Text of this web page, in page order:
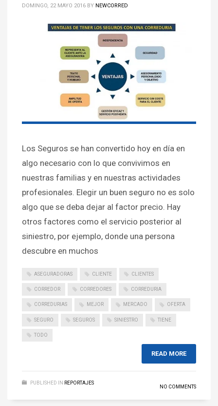
DOMINGO, 22 MAYO 2016 BY NEWCORRED
Los Seguros se han convertido hoy en día en
algo necesario con lo que convivimos en
nuestras familias y en nuestras actividades
profesionales. Elegir un buen seguro no es solo
algo que se deba dejar al factor precio. Hay
otros factores como el servicio posterior al
siniestro, por ejemplo, donde una persona
descubre en muchos
ASEGURADORAS CLIENTE CLIENTES
CORREDOR CORREDORES CORREDURIA
CORREDURIAS MEJOR MERCADO OFERTA
SEGURO SEGUROS SINIESTRO TIENE
TODO
READ MORE
PUBLISHED IN REPORTAJES
NO COMMENTS